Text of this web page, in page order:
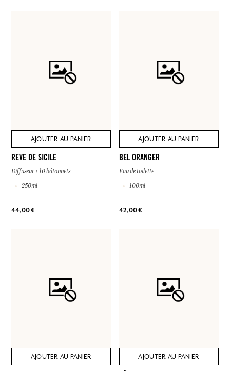
AJOUTER AU PANIER
RÊVE DE SICILE
Diffuseur + 10 bâtonnets
250ml
44,00 €
AJOUTER AU PANIER
BEL ORANGER
Eau de toilette
100ml
42,00 €
AJOUTER AU PANIER AJOUTER AU PANIER